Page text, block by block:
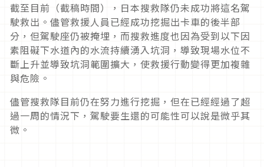
截至目前（截稿時間），日本搜救隊仍未成功將這名駕
駛救出。儘管救援人員已經成功挖掘出卡車的後半部
分，但駕駛座仍被掩埋，而搜救進度也因為受到以下因
素阻礙下水道內的水流持續湧入坑洞，導致現場水位不
斷上升並導致坑洞範圍擴大，使救援行動變得更加複雜
與危險。
儘管搜救隊目前仍在努力進行挖掘，但在已經經過了超
過一周的情況下，駕駛要生還的可能性可以說是微乎其
微。